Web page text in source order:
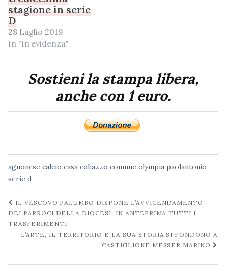
stagione in serie
D
28 Luglio 2019
In "In evidenza"
Sostieni la stampa libera,
anche con 1 euro.
agnonese calcio casa coliazzo comune olympia paolantonio
serie d
Navigazione
post
IL VESCOVO PALUMBO DISPONE L’AVVICENDAMENTO
DEI PARROCI DELLA DIOCESI: IN ANTEPRIMA TUTTI I
TRASFERIMENTI
L’ARTE, IL TERRITORIO E LA SUA STORIA SI FONDONO A
CASTIGLIONE MESSER MARINO